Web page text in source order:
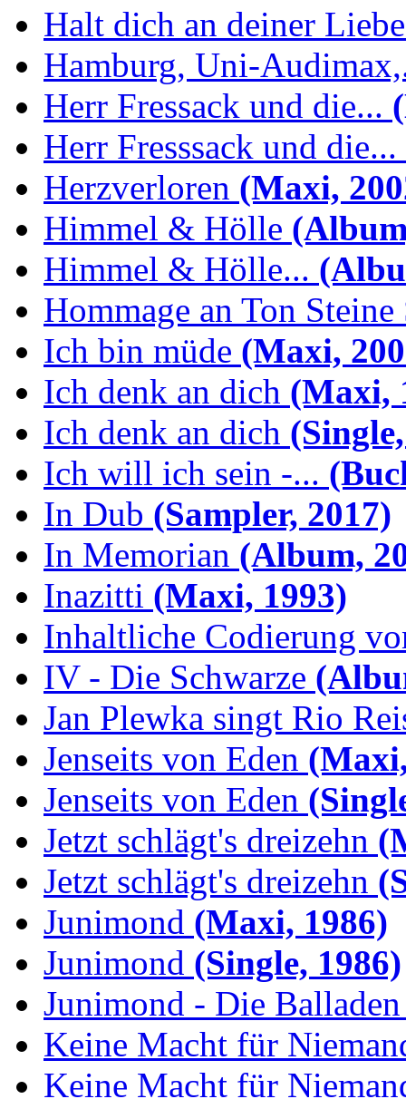
Halt dich an deiner
Hamburg, Uni-
Herr Fressack und die...
Herr Fresssack und die...
Herzverloren (Maxi,
Himmel & Hölle
Himmel & Hölle...
Hommage an Ton Steine
Ich bin müde (Maxi,
Ich denk an dich (Maxi,
Ich denk an dich
Ich will ich sein -...
In Dub (Sampler, 2017)
In Memorian (Album,
Inazitti (Maxi, 1993)
Inhaltliche Codierung
IV - Die Schwarze
Jan Plewka singt Rio
Jenseits von Eden
Jenseits von Eden
Jetzt schlägt's dreizehn
Jetzt schlägt's dreizehn
Junimond (Maxi, 1986)
Junimond (Single, 1986)
Junimond - Die Balladen
Keine Macht für
Keine Macht für